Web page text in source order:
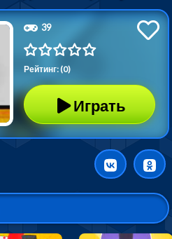
39
Рейтинг: (0)
Играть